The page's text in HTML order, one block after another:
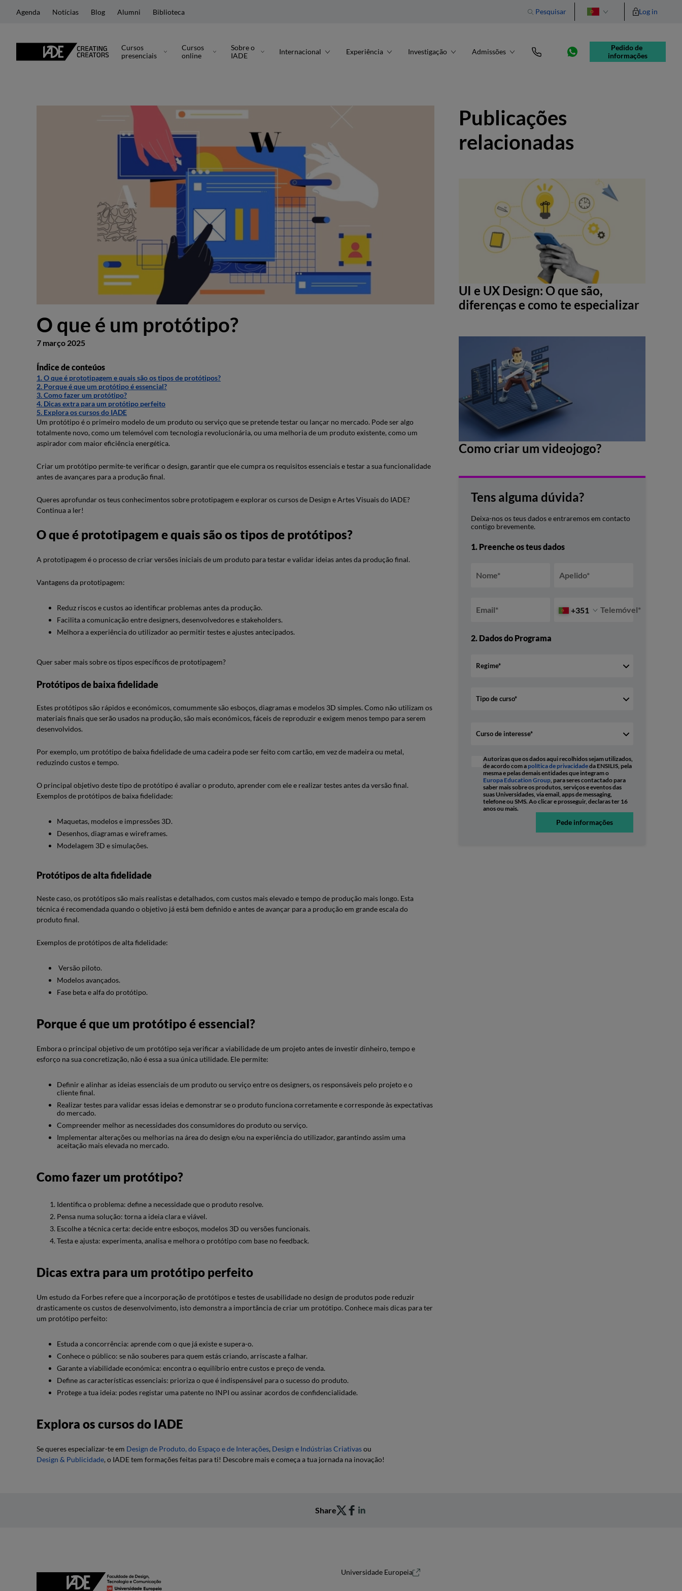
Agenda Notícias Blog Alumni Biblioteca
Pesquisar
English
Log in
Cursos
presenciais
Cursos
online
Sobre o
IADE
Internacional Experiência Investigação Admissões
Pedido de
informações
O que é um protótipo?
7 março 2025
Índice de conteúos
1. O que é prototipagem e quais são os tipos de protótipos?
2. Porque é que um protótipo é essencial?
3. Como fazer um protótipo?
4. Dicas extra para um protótipo perfeito
5. Explora os cursos do IADE
Um protótipo é o primeiro modelo de um produto ou serviço que se pretende testar ou lançar no mercado. Pode ser algo
totalmente novo, como um telemóvel com tecnologia revolucionária, ou uma melhoria de um produto existente, como um
aspirador com maior eficiência energética.
Criar um protótipo permite-te verificar o design, garantir que ele cumpra os requisitos essenciais e testar a sua funcionalidade
antes de avançares para a produção final.
Queres aprofundar os teus conhecimentos sobre prototipagem e explorar os cursos de Design e Artes Visuais do IADE?
Continua a ler!
O que é prototipagem e quais são os tipos de protótipos?
A prototipagem é o processo de criar versões iniciais de um produto para testar e validar ideias antes da produção final.
Vantagens da prototipagem:
Reduz riscos e custos ao identificar problemas antes da produção.
Facilita a comunicação entre designers, desenvolvedores e stakeholders.
Melhora a experiência do utilizador ao permitir testes e ajustes antecipados.
Quer saber mais sobre os tipos específicos de prototipagem?
Protótipos de baixa fidelidade
Estes protótipos são rápidos e económicos, comummente são esboços, diagramas e modelos 3D simples. Como não utilizam os
materiais finais que serão usados na produção, são mais económicos, fáceis de reproduzir e exigem menos tempo para serem
desenvolvidos.
Por exemplo, um protótipo de baixa fidelidade de uma cadeira pode ser feito com cartão, em vez de madeira ou metal,
reduzindo custos e tempo.
O principal objetivo deste tipo de protótipo é avaliar o produto, aprender com ele e realizar testes antes da versão final.
Exemplos de protótipos de baixa fidelidade:
Maquetas, modelos e impressões 3D.
Desenhos, diagramas e wireframes.
Modelagem 3D e simulações.
Protótipos de alta fidelidade
Neste caso, os protótipos são mais realistas e detalhados, com custos mais elevado e tempo de produção mais longo. Esta
técnica é recomendada quando o objetivo já está bem definido e antes de avançar para a produção em grande escala do
produto final.
Exemplos de protótipos de alta fidelidade:
Versão piloto.
Modelos avançados.
Fase beta e alfa do protótipo.
Porque é que um protótipo é essencial?
Embora o principal objetivo de um protótipo seja verificar a viabilidade de um projeto antes de investir dinheiro, tempo e
esforço na sua concretização, não é essa a sua única utilidade. Ele permite:
Definir e alinhar as ideias essenciais de um produto ou serviço entre os designers, os responsáveis pelo projeto e o
cliente final.
Realizar testes para validar essas ideias e demonstrar se o produto funciona corretamente e corresponde às expectativas
do mercado.
Compreender melhor as necessidades dos consumidores do produto ou serviço.
Implementar alterações ou melhorias na área do design e/ou na experiência do utilizador, garantindo assim uma
aceitação mais elevada no mercado.
Como fazer um protótipo?
Identifica o problema: define a necessidade que o produto resolve.
Pensa numa solução: torna a ideia clara e viável.
Escolhe a técnica certa: decide entre esboços, modelos 3D ou versões funcionais.
Testa e ajusta: experimenta, analisa e melhora o protótipo com base no feedback.
Dicas extra para um protótipo perfeito
Um estudo da Forbes refere que a incorporação de protótipos e testes de usabilidade no design de produtos pode reduzir
drasticamente os custos de desenvolvimento, isto demonstra a importância de criar um protótipo. Conhece mais dicas para ter
um protótipo perfeito:
Estuda a concorrência: aprende com o que já existe e supera-o.
Conhece o público: se não souberes para quem estás criando, arriscaste a falhar.
Garante a viabilidade económica: encontra o equilíbrio entre custos e preço de venda.
Define as características essenciais: prioriza o que é indispensável para o sucesso do produto.
Protege a tua ideia: podes registar uma patente no INPI ou assinar acordos de confidencialidade.
Explora os cursos do IADE
Se queres especializar-te em Design de Produto, do Espaço e de Interações, Design e Indústrias Criativasou
Design & Publicidade, o IADE tem formações feitas para ti! Descobre mais e começa a tua jornada na inovação!
Publicações
relacionadas
UI e UX Design: O que são,
diferenças e como te especializar
Como criar um videojogo?
Tens alguma dúvida?
Deixa-nos os teus dados e entraremos em contacto
contigo brevemente.
1. Preenche os teus dados
Nome* Apelido*
Email* +351 Telemóvel*
2. Dados do Programa
Autorizas que os dados aqui recolhidos sejam utilizados,
de acordo com apolítica de privacidadeda ENSILIS, pela
mesma e pelas demais entidades que integram o
Europa Education Group , para seres contactado para
saber mais sobre os produtos, serviços e eventos das
suas Universidades, via email, apps de messaging,
telefone ou SMS. Ao clicar e prosseguir, declaras ter 16
anos ou mais.
Pede informações
Share
Universidade Europeia